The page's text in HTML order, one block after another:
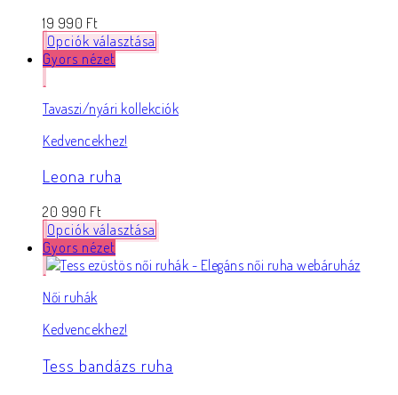
19 990 Ft
Opciók választása
Gyors nézet
Tavaszi/nyári kollekciók
Kedvencekhez!
Leona ruha
20 990 Ft
Opciók választása
Gyors nézet
Női ruhák
Kedvencekhez!
Tess bandázs ruha